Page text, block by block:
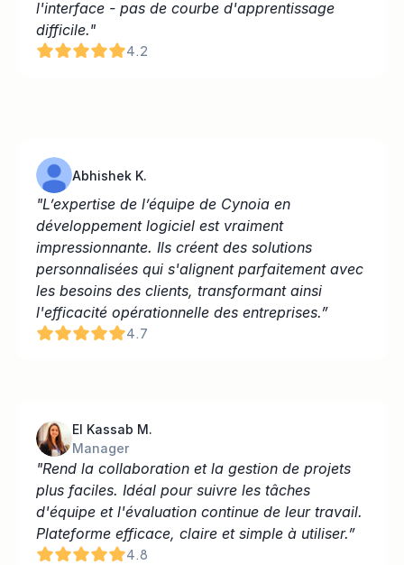
l'interface - pas de courbe d'apprentissage
difficile."
4.2
Abhishek K.
"L’expertise de l’équipe de Cynoia en
développement logiciel est vraiment
impressionnante. Ils créent des solutions
personnalisées qui s'alignent parfaitement avec
les besoins des clients, transformant ainsi
l'efficacité opérationnelle des entreprises.”
4.7
El Kassab M.
Manager
"Rend la collaboration et la gestion de projets
plus faciles. Idéal pour suivre les tâches
d'équipe et l'évaluation continue de leur travail.
Plateforme efficace, claire et simple à utiliser.”
4.8